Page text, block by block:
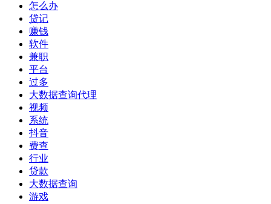
怎么办
贷记
赚钱
软件
兼职
平台
过多
大数据查询代理
视频
系统
抖音
费查
行业
贷款
大数据查询
游戏